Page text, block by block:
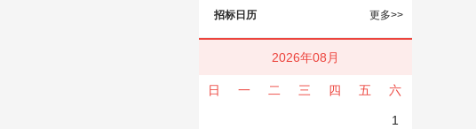
招标日历 更多>>
2026年08月
日 一 二 三 四 五 六
1